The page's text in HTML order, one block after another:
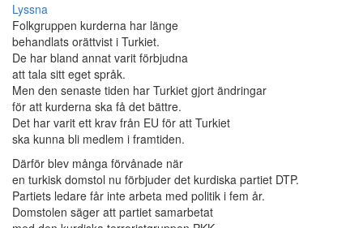
Lyssna
Folkgruppen kurderna har länge
behandlats orättvist i Turkiet.
De har bland annat varit förbjudna
att tala sitt eget språk.
Men den senaste tiden har Turkiet gjort ändringar
för att kurderna ska få det bättre.
Det har varit ett krav från EU för att Turkiet
ska kunna bli medlem i framtiden.
Därför blev många förvånade när
en turkisk domstol nu förbjuder det kurdiska partiet DTP.
Partiets ledare får inte arbeta med politik i fem år.
Domstolen säger att partiet samarbetat